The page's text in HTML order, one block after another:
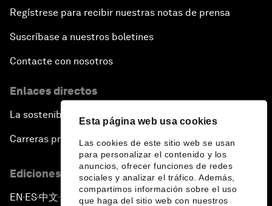
Esta página web usa cookies
Las cookies de este sitio web se usan
para personalizar el contenido y los
anuncios, ofrecer funciones de redes
sociales y analizar el tráfico. Además,
compartimos información sobre el uso
que haga del sitio web con nuestros
Regístrese para recibir nuestras notas de prensa
Suscríbase a nuestros boletines
Contacte con nosotros
Enlaces directos
La sostenibilidad en el Foro
Carreras profesionales
Ediciones en otros idiomas
EN ▪ES▪中文▪ 日本語